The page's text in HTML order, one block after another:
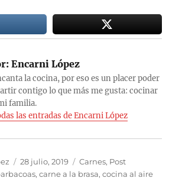
Encarni López
la cocina, por eso es un placer poder
contigo lo que más me gusta: cocinar
familia.
las entradas de Encarni López
Publicado
el
28 julio, 2019 Categorías
Carnes, Post
,carne a la brasa,cocina al aire